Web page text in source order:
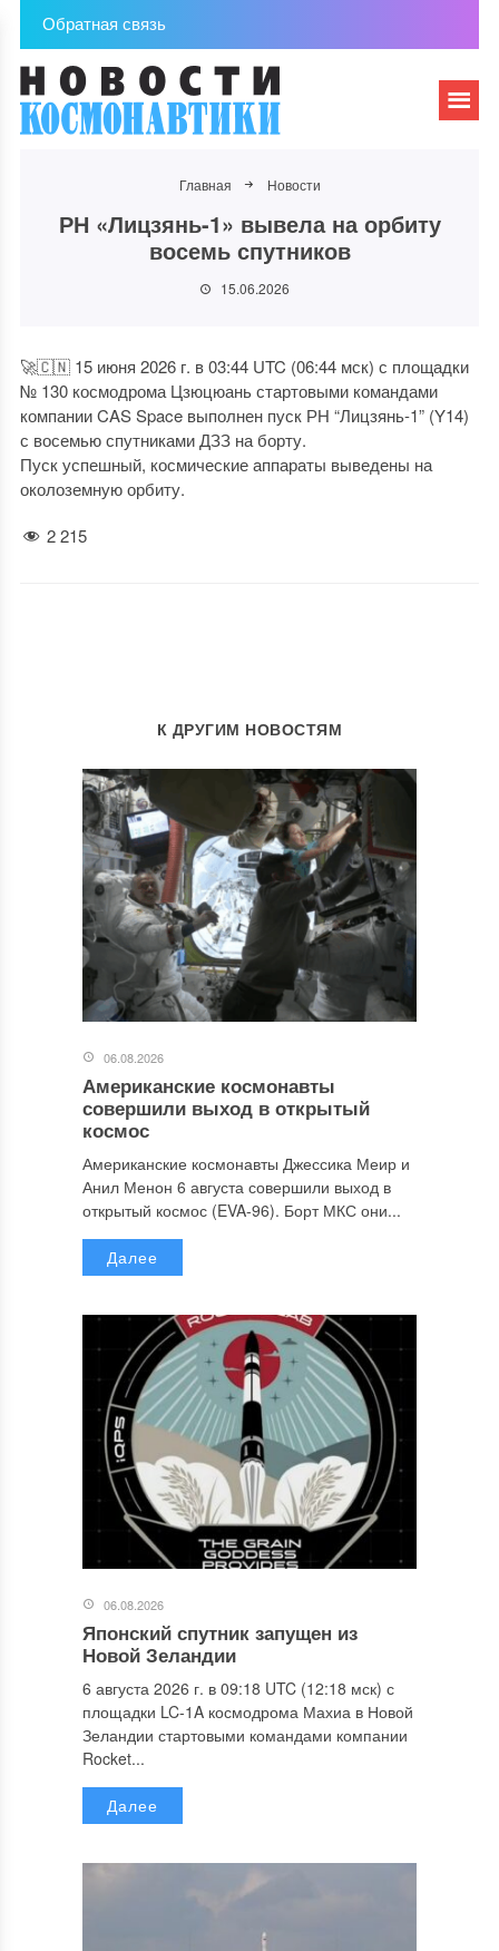
Обратная связь
Главная Новости
РН «Лицзянь-1» вывела на орбиту
восемь спутников
15.06.2026
🚀🇨🇳 15 июня 2026 г. в 03:44 UTC (06:44 мск) с площадки
№ 130 космодрома Цзюцюань стартовыми командами
компании CAS Space выполнен пуск РН “Лицзянь-1” (Y14)
с восемью спутниками ДЗЗ на борту.
Пуск успешный, космические аппараты выведены на
околоземную орбиту.
2 215
К ДРУГИМ НОВОСТЯМ
06.08.2026
Американские космонавты
совершили выход в открытый
космос
Американские космонавты Джессика Меир и
Анил Менон 6 августа совершили выход в
открытый космос (EVA-96). Борт МКС они...
Далее
06.08.2026
Японский спутник запущен из
Новой Зеландии
6 августа 2026 г. в 09:18 UTC (12:18 мск) с
площадки LC-1A космодрома Махиа в Новой
Зеландии стартовыми командами компании
Rocket...
Далее